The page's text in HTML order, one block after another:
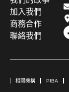
在賠償。試
問作為主子
的你又怎能
險。但其實
加入我們
商務合作
聯絡我們
相關機構 PIBA